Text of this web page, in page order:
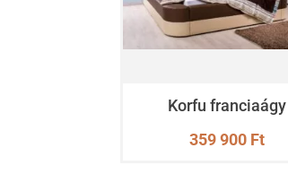
Korfu franciaágy
359 900 Ft